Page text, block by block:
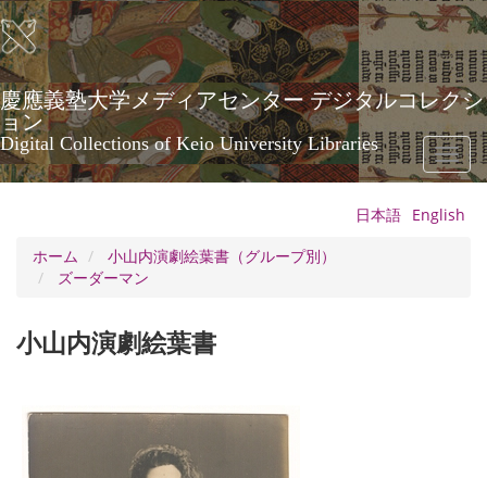
メ
イ
ン
コ
ン
テ
ン
ツ
に
慶應義塾大学メディアセンター デジタルコレクシ
ョン
Digital Collections of Keio University Libraries
Toggle
日本語 English
ホーム
小山内演劇絵葉書（グループ別）
ズーダーマン
小山内演劇絵葉書